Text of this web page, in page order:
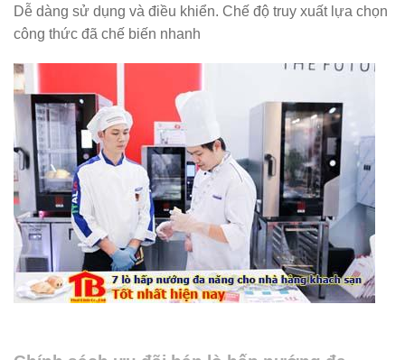
Dễ dàng sử dụng và điều khiển. Chế độ truy xuất lựa chọn
công thức đã chế biến nhanh